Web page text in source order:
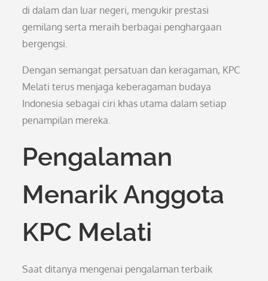
di dalam dan luar negeri, mengukir prestasi
gemilang serta meraih berbagai penghargaan
bergengsi.
Dengan semangat persatuan dan keragaman, KPC
Melati terus menjaga keberagaman budaya
Indonesia sebagai ciri khas utama dalam setiap
penampilan mereka.
Pengalaman
Menarik Anggota
KPC Melati
Saat ditanya mengenai pengalaman terbaik